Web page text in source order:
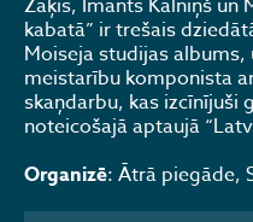
Zaķis, Imants Kalniņš un
kabatā” ir trešais
Moiseja studijas albums,
meistarību komponista
skaņdarbu, kas izcīnījuši
noteicošajā aptaujā
Organizē: Ātrā piegāde,